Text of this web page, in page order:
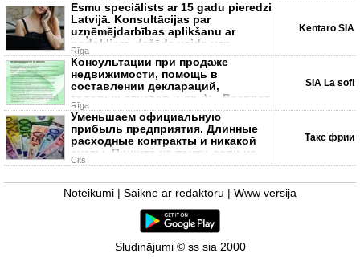
Esmu speciālists ar 15 gadu pieredzi
Latvijā. Konsultācijas par
uzņēmējdarbības aplikšanu ar
nodokļiem, dažāda veida uzņ
Rīga
Kentaro SIA
Консультации при продаже
недвижимости, помощь в
составлении деклараций,
годовых отчетов и др. ); - Возврат
налогов; -
Rīga
SIA La sofi
Уменьшаем официальную
прибыль предприятия. Длинные
расходные контракты и никакой
суеты. Пишите на почту, если не
хочется
Cits
Такс фрии
Noteikumi Saikne ar redaktoru Www versija
Sludinājumi © ss sia 2000